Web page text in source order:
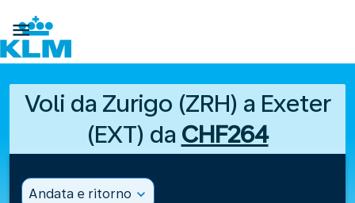

Voli da Zurigo (ZRH) a Exeter
(EXT) da CHF264
Andata e ritorno expand_more